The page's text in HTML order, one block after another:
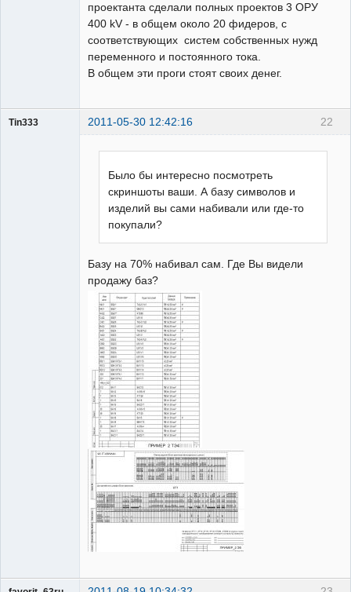
проектанта сделали полных проектов 3 ОРУ
400 kV - в общем около 20 фидеров, с
соответствующих систем собственных нужд
переменного и постоянного тока.
В общем эти проги стоят своих денег.
22
Tin333 2011-05-30 12:42:16
Было бы интересно посмотреть
скриншоты ваши. А базу символов и
изделий вы сами набивали или где-то
покупали?
Базу на 70% набивал сам. Где Вы видели
продажу баз?